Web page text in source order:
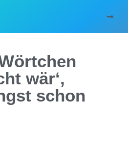
wär‘,
schon